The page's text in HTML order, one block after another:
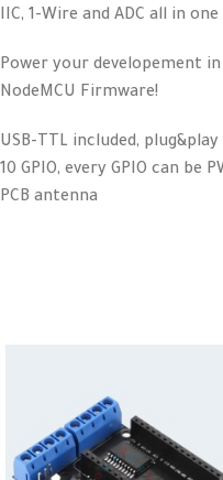
IIC, 1-Wire and ADC all in
Power your developement
NodeMCU Firmware!
USB-TTL included, plug&play
10 GPIO, every GPIO can be
PCB antenna